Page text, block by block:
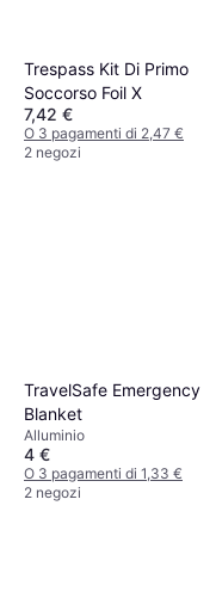
Trespass Kit Di Primo
Soccorso Foil X
7,42 €
O 3 pagamenti di 2,47 €
2 negozi
TravelSafe Emergency
Blanket
Alluminio
4 €
O 3 pagamenti di 1,33 €
2 negozi